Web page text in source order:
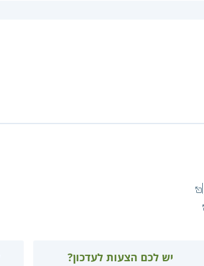
יש לכם הצעות לעדכון?